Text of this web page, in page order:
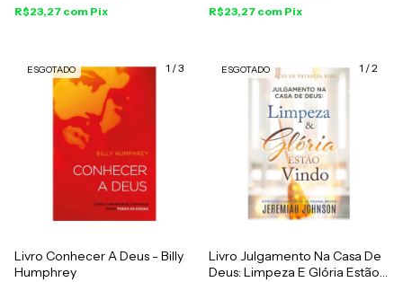
R$23,27 com Pix R$23,27 com Pix
1 /3
ESGOTADO
Livro Conhecer A Deus - Billy
Humphrey
1 /2
ESGOTADO
Livro Julgamento Na Casa De
Deus: Limpeza E Glória Estão